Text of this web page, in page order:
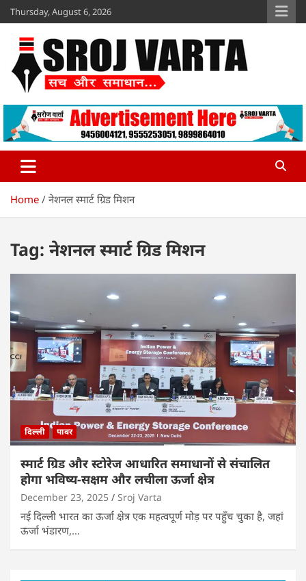
Skip
to
content
Thursday, August 6, 2026
Sroj Varta
www.srojvarta.in
Home नेशनल स्मार्ट ग्रिड मिशन
Tag: नेशनल स्मार्ट ग्रिड मिशन
दिल्ली पावर
स्मार्ट ग्रिड और स्टोरेज आधारित समाधानों से संचालित
होगा भविष्य-सक्षम और लचीला ऊर्जा क्षेत्र
December 23, 2025 Sroj Varta
नई दिल्ली भारत का ऊर्जा क्षेत्र एक महत्वपूर्ण मोड़ पर पहुँच चुका है, जहां
ऊर्जा भंडारण,…